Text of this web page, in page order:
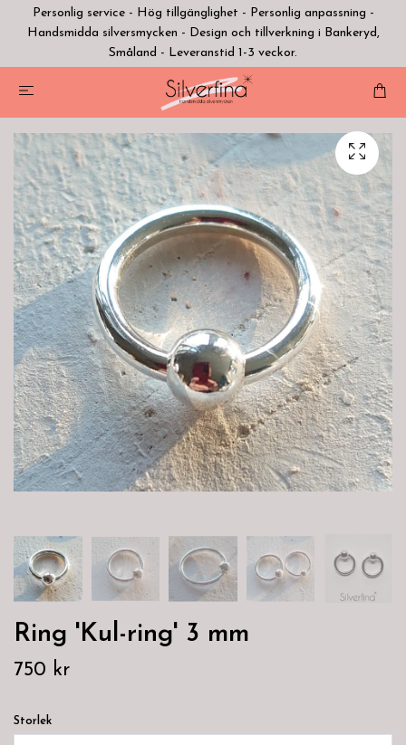
Personlig service - Hög tillgänglighet - Personlig anpassning -
Handsmidda silversmycken - Design och tillverkning i Bankeryd,
Småland - Leveranstid 1-3 veckor.
Ring 'Kul-ring' 3 mm
750 kr
Storlek